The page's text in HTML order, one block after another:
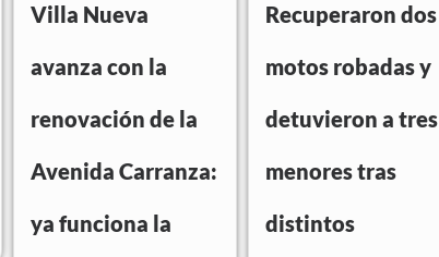
Villa Nueva
avanza con la
renovación de la
Avenida Carranza:
ya funciona la
Recuperaron dos
motos robadas y
detuvieron a tres
menores tras
distintos